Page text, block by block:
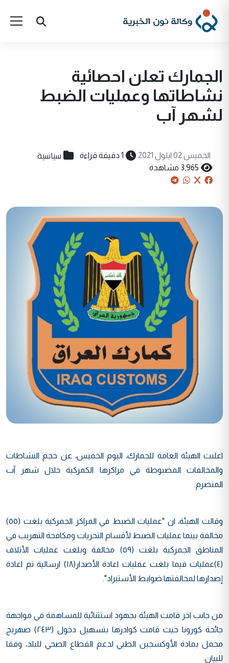
الجمارك تعلن احصائية
نشاطاتها وعمليات الضبط
لشهر آب
الخميس 02 ايلول 2021 1 دقيقة قراءة سياسية
3,965 مشاهدة
اعلنت الهيئة العامة للجمارك، اليوم الخميس، عن حجم النشاطات
والمخالفات المضبوطة في مراكزها الكمركية خلال شهر آب
المنصرم.
وقالت الهيئة، ان "عمليات الضبط في المراكز الجمركية بلغت (٥٥)
مخالفة بينما عمليات الضبط لأقسام التحريات ومكافحة التهريب في
المناطق الجمركية بلغت (٥٩) مخالفة وبلغت عمليات الأتلاف
(٤)عمليات فيما بلغت عمليات اعادة الأصدار(١٨) ارسالية تم اعادة
إصدارها لمخالفتها ضوابط الأستيراد".
من جانب اخر قامت الهيئة بجهود استثنائية للمساهمة في مواجهة
جائحة كورونا حيث قامت كوادرها بتسهيل دخول (٢٤٣) صهريج
محمل بمادة الأوكسجين الطبي لدعم القطاع الصحي للبلد، وفقا
للبيان.